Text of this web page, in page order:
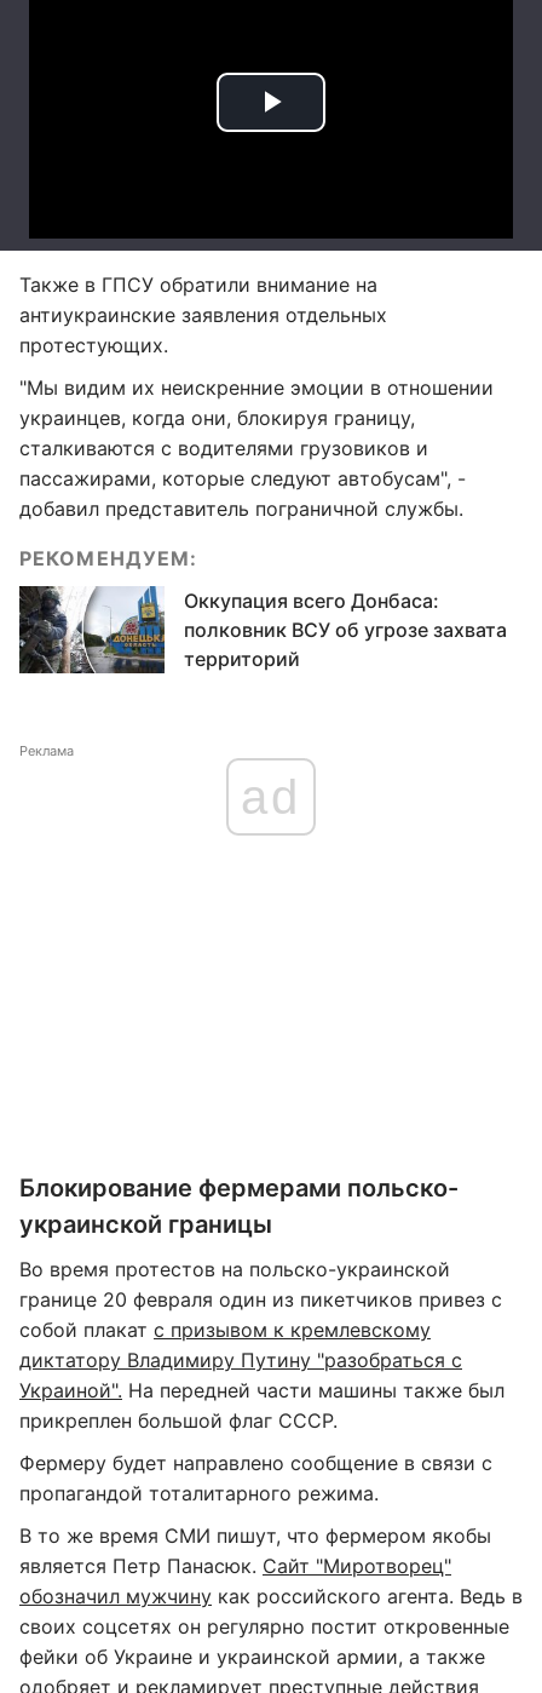
Также в ГПСУ обратили внимание на
антиукраинские заявления отдельных
протестующих.
"Мы видим их неискренние эмоции в отношении
украинцев, когда они, блокируя границу,
сталкиваются с водителями грузовиков и
пассажирами, которые следуют автобусам", -
добавил представитель пограничной службы.
РЕКОМЕНДУЕМ:
Оккупация всего Донбаса:
полковник ВСУ об угрозе захвата
территорий
Реклама
ad
Блокирование фермерами польско-
украинской границы
Во время протестов на польско-украинской
границе 20 февраля один из пикетчиков привез с
собой плакат с призывом к кремлевскому
диктатору Владимиру Путину "разобраться с
Украиной". На передней части машины также был
прикреплен большой флаг СССР.
Фермеру будет направлено сообщение в связи с
пропагандой тоталитарного режима.
В то же время СМИ пишут, что фермером якобы
является Петр Панасюк. Сайт "Миротворец"
обозначил мужчину как российского агента. Ведь в
своих соцсетях он регулярно постит откровенные
фейки об Украине и украинской армии, а также
одобряет и рекламирует преступные действия